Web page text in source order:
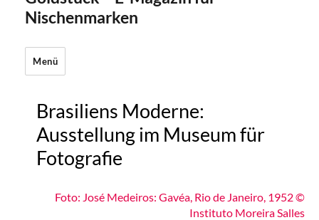
Nischenmarken
Menü
Brasiliens Moderne:
Ausstellung im Museum für
Fotografie
Foto: José Medeiros: Gavéa, Rio de Janeiro, 1952 ©
Instituto Moreira Salles